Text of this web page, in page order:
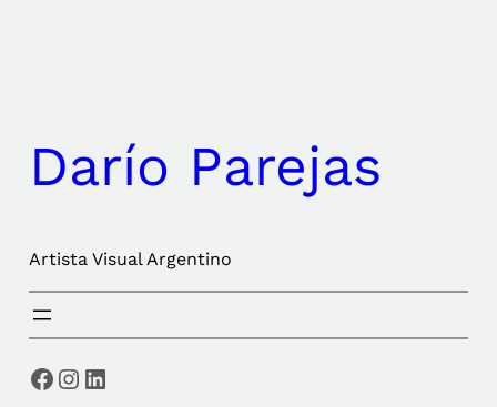
Darío Parejas
Artista Visual Argentino
Facebook Instagram LinkedIn